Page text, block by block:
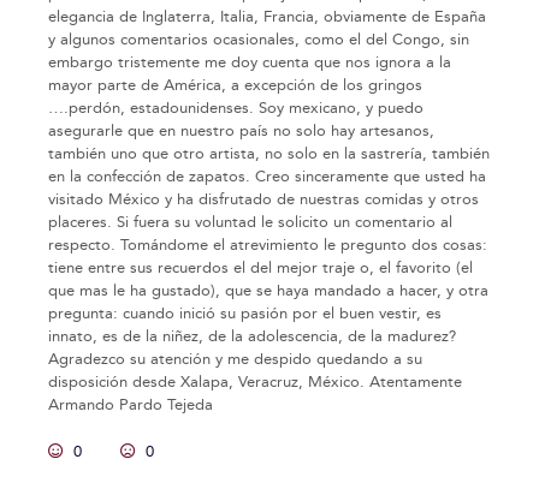
elegancia de Inglaterra, Italia, Francia, obviamente de España
y algunos comentarios ocasionales, como el del Congo, sin
embargo tristemente me doy cuenta que nos ignora a la
mayor parte de América, a excepción de los gringos
….perdón, estadounidenses. Soy mexicano, y puedo
asegurarle que en nuestro país no solo hay artesanos,
también uno que otro artista, no solo en la sastrería, también
en la confección de zapatos. Creo sinceramente que usted ha
visitado México y ha disfrutado de nuestras comidas y otros
placeres. Si fuera su voluntad le solicito un comentario al
respecto. Tomándome el atrevimiento le pregunto dos cosas:
tiene entre sus recuerdos el del mejor traje o, el favorito (el
que mas le ha gustado), que se haya mandado a hacer, y otra
pregunta: cuando inició su pasión por el buen vestir, es
innato, es de la niñez, de la adolescencia, de la madurez?
Agradezco su atención y me despido quedando a su
disposición desde Xalapa, Veracruz, México. Atentamente
Armando Pardo Tejeda
0 0